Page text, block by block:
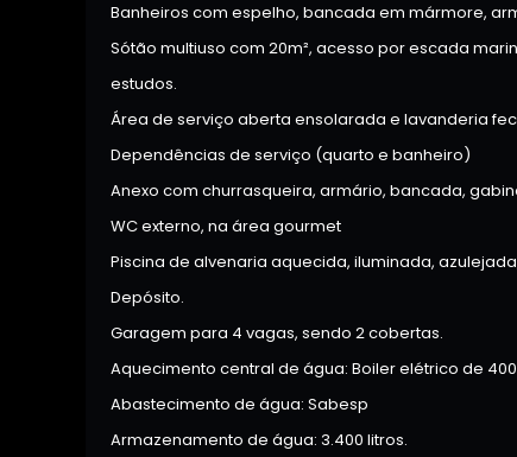
Banheiros com espelho, bancada em mármore,
Sótão multiuso com 20m², acesso por escada
estudos.
Área de serviço aberta ensolarada e lavanderia
Dependências de serviço (quarto e banheiro)
Anexo com churrasqueira, armário, bancada,
WC externo, na área gourmet
Piscina de alvenaria aquecida, iluminada,
Depósito.
Garagem para 4 vagas, sendo 2 cobertas.
Aquecimento central de água: Boiler elétrico de
Abastecimento de água: Sabesp
Armazenamento de água: 3.400 litros.